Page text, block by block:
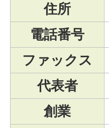
住所
電話番号
ファックス
代表者
創業